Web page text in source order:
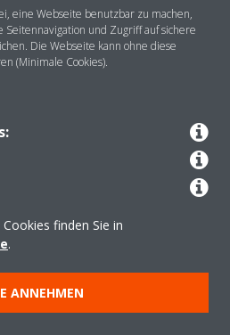
© Daikin
eine Webseite benutzbar zu machen,
und Zugriff auf sichere
Die Webseite kann ohne diese
(Minimale Cookies).
finden Sie in
.
ANNEHMEN